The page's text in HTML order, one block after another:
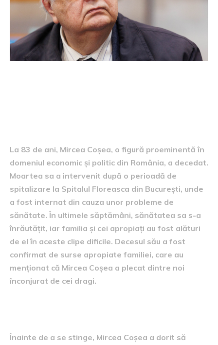
La 83 de ani, Mircea Coșea, o figură proeminentă în
domeniul economic și politic din România, a decedat.
Moartea sa a intervenit după o perioadă de
spitalizare la Spitalul Floreasca din București, unde
a fost internat din cauza unor probleme de
sănătate. În ultimele săptămâni, sănătatea sa s-a
înrăutățit, iar familia și cei apropiați au fost alături
de el în aceste clipe dificile. Decesul său a fost
confirmat de surse apropiate familiei, care au
menționat că Mircea Coșea a plecat dintre noi
înconjurat de cei dragi.
Înainte de a se stinge, Mircea Coșea a dorit să